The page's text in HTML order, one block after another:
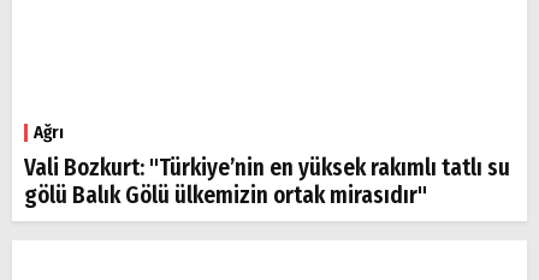
Ağrı
Vali Bozkurt: "Türkiye’nin en yüksek rakımlı tatlı su
gölü Balık Gölü ülkemizin ortak mirasıdır"